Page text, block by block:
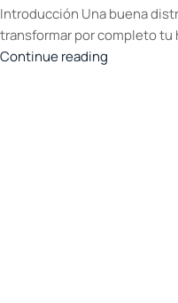
Introducción Una buena
transformar por completo tu
Continue reading